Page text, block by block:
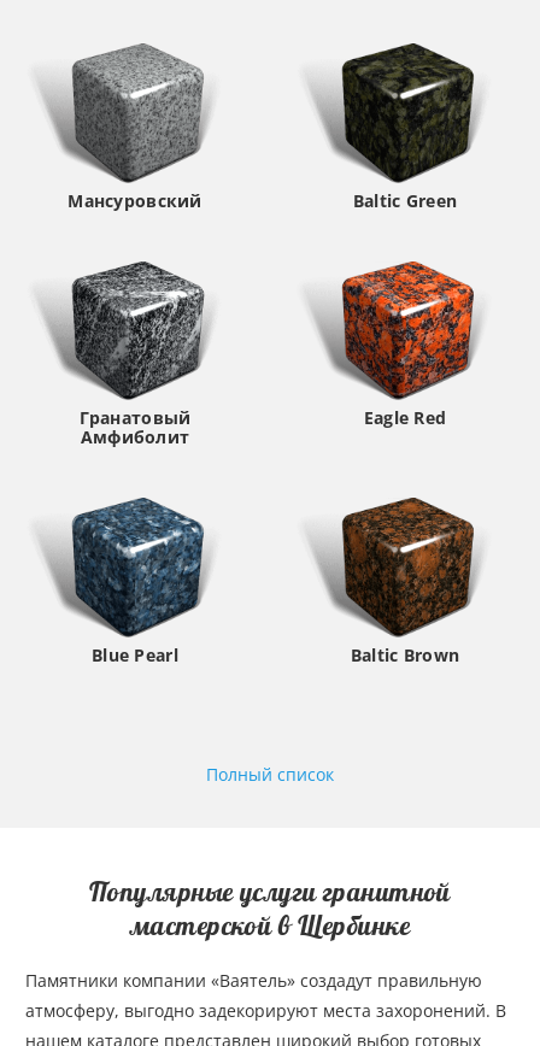
Мансуровский Baltic Green
Гранатовый
Амфиболит
Eagle Red
Blue Pearl Baltic Brown
Полный список
Популярные услуги гранитной
мастерской в Щербинке
Памятники компании «Ваятель» создадут правильную
атмосферу, выгодно задекорируют места захоронений. В
нашем каталоге представлен широкий выбор готовых